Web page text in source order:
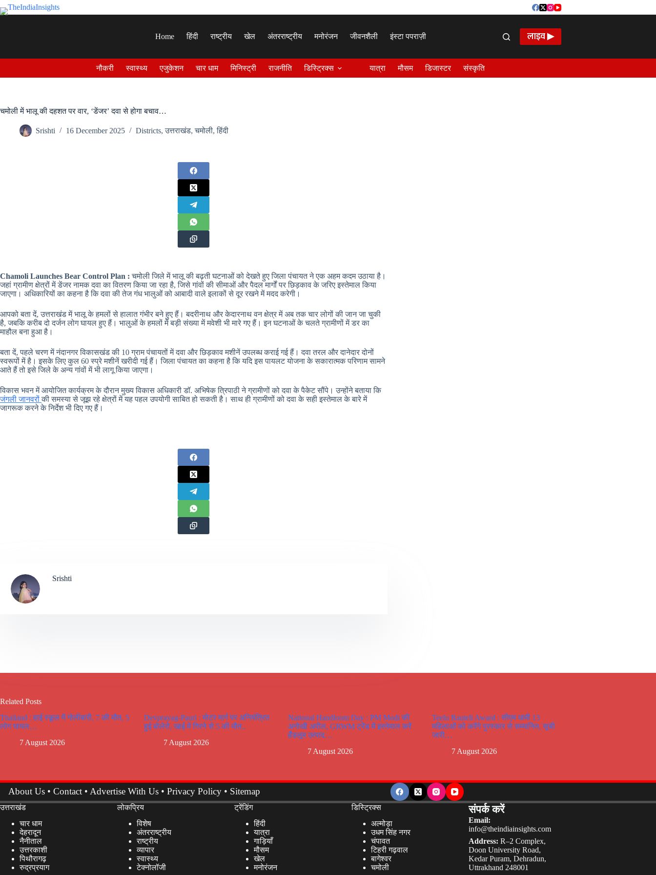
Skip
to
Home
हिंदी राष्ट्रीय खेल अंतरराष्ट्रीय मनोरंजन जीवनशैली इंस्टा पपराज़ी लाइव ▶
नौकरी स्वास्थ्य एजुकेशन चार धाम मिनिस्ट्री राजनीति डिस्ट्रिक्स यात्रा मौसम डिजास्टर संस्कृति
चमोली में भालू की दहशत पर वार, ‘डेंजर’ दवा से होगा बचाव…
Srishti 16 December 2025 Districts,उत्तराखंड,चमोली,हिंदी
Chamoli Launches Bear Control Plan : चमोली जिले में भालू की बढ़ती घटनाओं को देखते हुए जिला पंचायत ने एक अहम कदम उठाया है।
जहां ग्रामीण क्षेत्रों में डेंजर नामक दवा का वितरण किया जा रहा है, जिसे गांवों की सीमाओं और पैदल मार्गों पर छिड़काव के जरिए इस्तेमाल किया
जाएगा। अधिकारियों का कहना है कि दवा की तेज गंध भालुओं को आबादी वाले इलाकों से दूर रखने में मदद करेगी।
आपको बता दें, उत्तराखंड में भालू के हमलों से हालात गंभीर बने हुए हैं। बदरीनाथ और केदारनाथ वन क्षेत्र में अब तक चार लोगों की जान जा चुकी
है, जबकि करीब दो दर्जन लोग घायल हुए हैं। भालुओं के हमलों में बड़ी संख्या में मवेशी भी मारे गए हैं। इन घटनाओं के चलते ग्रामीणों में डर का
माहौल बना हुआ है।
बता दें, पहले चरण में नंदानगर विकासखंड की 10 ग्राम पंचायतों में दवा और छिड़काव मशीनें उपलब्ध कराई गई हैं। दवा तरल और दानेदार दोनों
स्वरूपों में है। इसके लिए कुल 60 स्प्रे मशीनें खरीदी गई हैं। जिला पंचायत का कहना है कि यदि इस पायलट योजना के सकारात्मक परिणाम सामने
आते हैं तो इसे जिले के अन्य गांवों में भी लागू किया जाएगा।
विकास भवन में आयोजित कार्यक्रम के दौरान मुख्य विकास अधिकारी डॉ. अभिषेक त्रिपाठी ने ग्रामीणों को दवा के पैकेट सौंपे। उन्होंने बताया कि
जंगली जानवरोंकी समस्या से जूझ रहे क्षेत्रों में यह पहल उपयोगी साबित हो सकती है। साथ ही ग्रामीणों को दवा के सही इस्तेमाल के बारे में
जागरूक करने के निर्देश भी दिए गए हैं।
Srishti
Related Posts
Thailand : हाई स्कूल में गोलीबारी, 7 की मौत, 5
लोग घायल…
7 August 2026
Devprayag-Pauri : मोटर मार्ग पर अनियंत्रित
हुई बोलेरो, खाई में गिरने से 5 की मौत..
7 August 2026
National Handloom Day : PM Modi की
अनोखी अपील, GRWM ट्रेंड में इस्तेमाल करें
हैंडलूम उत्पाद…
7 August 2026
Teelu Rauteli Award : सीएम धामी 13
महिलाओं को करेंगे पुरस्कार से सम्मानित, सूची
जारी…
7 August 2026
About Us • Contact • Advertise With Us • Privacy Policy • Sitemap
उत्तराखंड
चार धाम
देहरादून
नैनीताल
उत्तरकाशी
पिथौरागढ़
रुद्रप्रयाग
लोकप्रिय
विशेष
अंतरराष्ट्रीय
राष्ट्रीय
व्यापार
स्वास्थ्य
टेक्नोलॉजी
ट्रेंडिंग
हिंदी
यात्रा
गाड़ियाँ
मौसम
खेल
मनोरंजन
डिस्ट्रिक्स
अल्मोड़ा
उधम सिंह नगर
चंपावत
टिहरी गढ़वाल
बागेश्वर
चमोली
संपर्क करें
Email:
info@theindiainsights.com
Address: R–2 Complex,
Doon University Road,
Kedar Puram, Dehradun,
Uttrakhand 248001